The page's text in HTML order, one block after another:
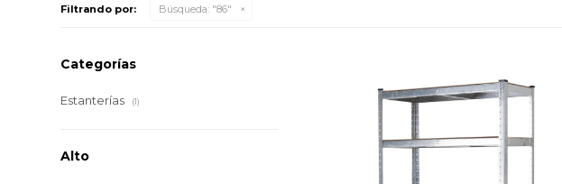
Filtrando por: Búsqueda: "86"
Categorías
Estanterías (1)
Alto